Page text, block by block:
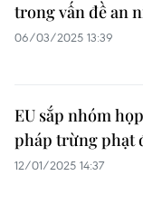
trong vấn đề an
06/03/2025 13:39
EU sắp nhóm
pháp trừng phạt
12/01/2025 14:37